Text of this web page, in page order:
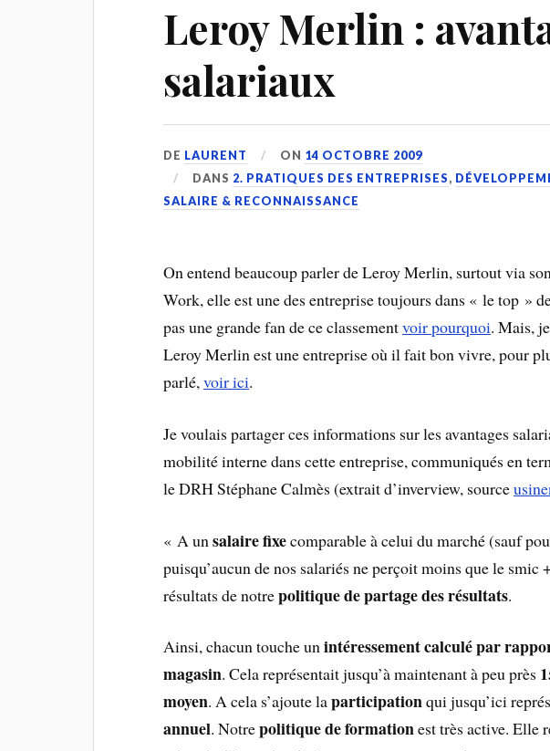
Leroy Merlin :
salariaux
DE LAURENT ON 14 OCTOBRE 2009
DANS 2. PRATIQUES DES ENTREPRISES,
SALAIRE & RECONNAISSANCE
On entend beaucoup parler de Leroy Merlin, surtout via
Work, elle est une des entreprise toujours dans « le top »
pas une grande fan de ce classementvoir pourquoi. Mais,
Leroy Merlin est une entreprise où il fait bon vivre, pour
parlé,voir ici.
Je voulais partager ces informations sur les avantages
mobilité interne dans cette entreprise, communiqués en
le DRH Stéphane Calmès (extrait d’inverview, source
« A unsalaire fixecomparable à celui du marché (sauf
puisqu’aucun de nos salariés ne perçoit moins que le smic
résultats de notrepolitique de partage des résultats.
Ainsi, chacun touche unintéressement calculé par
magasin. Cela représentait jusqu’à maintenant à peu près
moyen. A cela s’ajoute laparticipationqui jusqu’ici
annuel. Notrepolitique de formationest très active. Elle